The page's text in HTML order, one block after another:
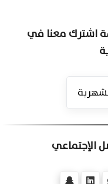
اشترك معنا في
الإجتماعي